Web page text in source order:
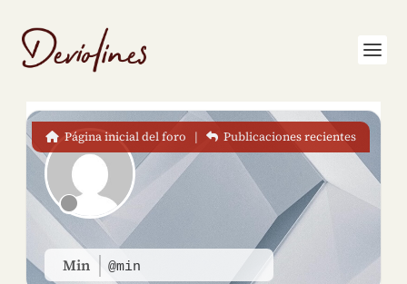
Min @min
Página inicial del foro | Publicaciones recientes